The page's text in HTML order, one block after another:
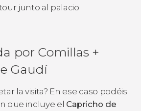
junto al palacio
por Comillas +
Gaudí
la visita? En ese caso podéis
que incluye el Capricho de